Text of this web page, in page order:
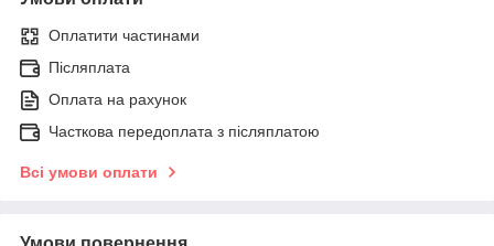
Оплатити частинами
Післяплата
Оплата на рахунок
Часткова передоплата з післяплатою
Всі умови оплати